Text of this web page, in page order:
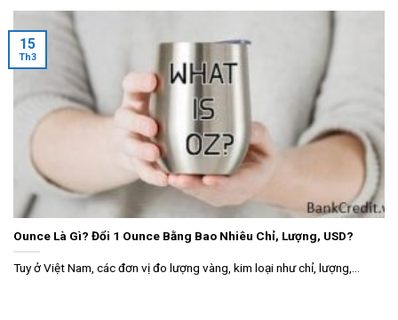
Ounce Là Gì? Đổi 1 Ounce Bằng Bao Nhiêu Chỉ, Lượng, USD?
Tuy ở Việt Nam, các đơn vị đo lượng vàng, kim loại như chỉ, lượng,...
15
Th3